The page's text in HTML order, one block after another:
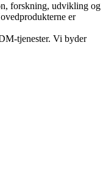
forskning, udvikling og
er
tjenester. Vi byder